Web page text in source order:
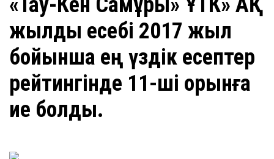
жылдық есебі 2017 жыл
бойынша ең үздік есептер
рейтингінде 11-ші орынға
ие болды.